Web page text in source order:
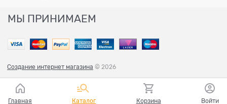
МЫ ПРИНИМАЕМ
Создание интернет магазина © 2026
Главная Каталог Корзина Войти